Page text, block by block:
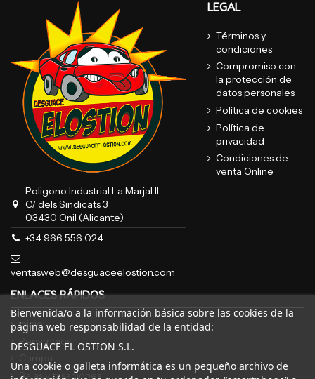
Poligono Industrial La Marjal II
C/ dels Sindicats 3
03430 Onil (Alicante)
+34 966 556 024
ventasweb@desguaceelostion.com
LEGAL
Términos y
condiciones
Compromiso con
la protección de
datos personales
Política de cookies
Política de
privacidad
Condiciones de
venta Online
ENLACES RÁPIDOS
Inicio
Recambios
Bajas y tasaciones
Bienvenida/o a la información básica sobre las cookies de la
página web responsabilidad de la entidad:
DESGUACE EL OSTION S.L.
Una cookie o galleta informática es un pequeño archivo de